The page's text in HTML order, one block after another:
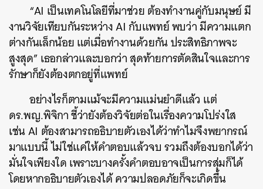
“AI เป็นเทคโนโลยีที่มาช่วย ต้องทำงานคู่กับมนุษย์ มี
งานวิจัยเทียบกันระหว่าง AI กับแพทย์ พบว่า มีความแตก
ต่างกันเล็กน้อย แต่เมื่อทำงานด้วยกัน ประสิทธิภาพจะ
สูงสุด” เธอกล่าวและบอกว่า สุดท้ายการตัดสินใจและการ
รักษาก็ยังต้องตกอยู่ที่แพทย์
อย่างไรก็ตามแม้จะมีความแม่นยำดีแล้ว แต่
ดร.พญ.พิจิกา ชี้ว่ายังต้องวิจัยต่อในเรื่องความโปร่งใส
เช่น AI ต้องสามารถอธิบายตัวเองได้ว่าทำไมจึงพยากรณ์
มาแบบนี้ ไม่ใช่แค่ให้คำตอบแล้วจบ รวมถึงต้องบอกได้ว่า
มั่นใจเพียงใด เพราะบางครั้งคำตอบอาจเป็นการสุ่มก็ได้
โดยหากอธิบายตัวเองได้ ความปลอดภัยก็จะเกิดขึ้น